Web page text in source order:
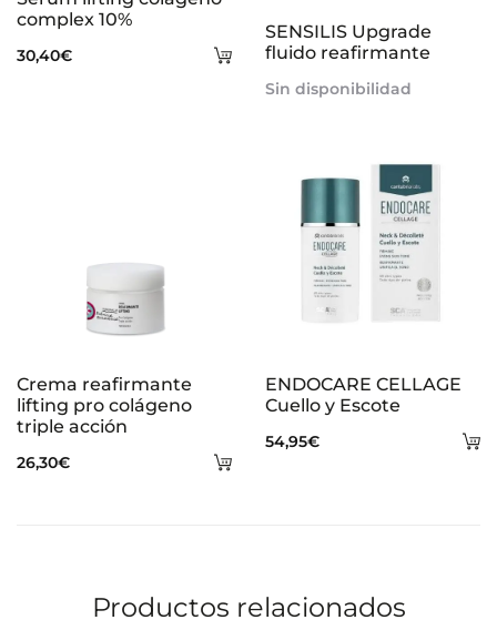
Añadir
complex 10%
30,40€
SENSILIS Upgrade
fluido reafirmante
Sin disponibilidad
Añadir
Crema reafirmante
lifting pro colágeno
triple acción
26,30€
ENDOCARE CELLAGE
Cuello y Escote
54,95€
Productos relacionados